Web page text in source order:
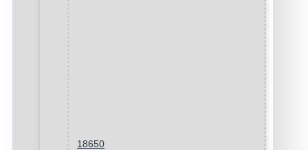
18650